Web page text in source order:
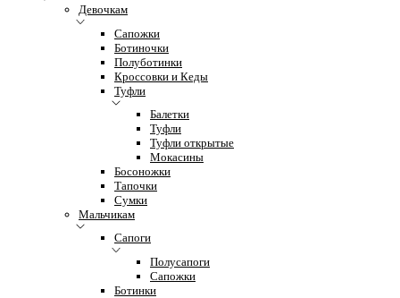
Девочкам
Сапожки
Ботиночки
Полуботинки
Кроссовки и Кеды
Туфли
Балетки
Туфли
Туфли открытые
Мокасины
Босоножки
Тапочки
Сумки
Мальчикам
Сапоги
Полусапоги
Сапожки
Ботинки